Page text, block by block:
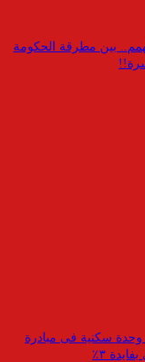
بين مطرقة الحكومة
سكنية فى مبادرة
٣٪